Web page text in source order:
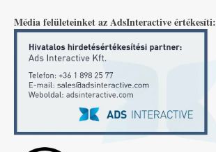
Média felületeinket az AdsInteractive értékesíti: